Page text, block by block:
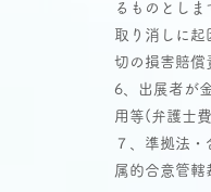
るものとし
取り消しに起
切の損害賠償
6、出展者が
用等(弁護士
７、準拠法
属的合意管轄